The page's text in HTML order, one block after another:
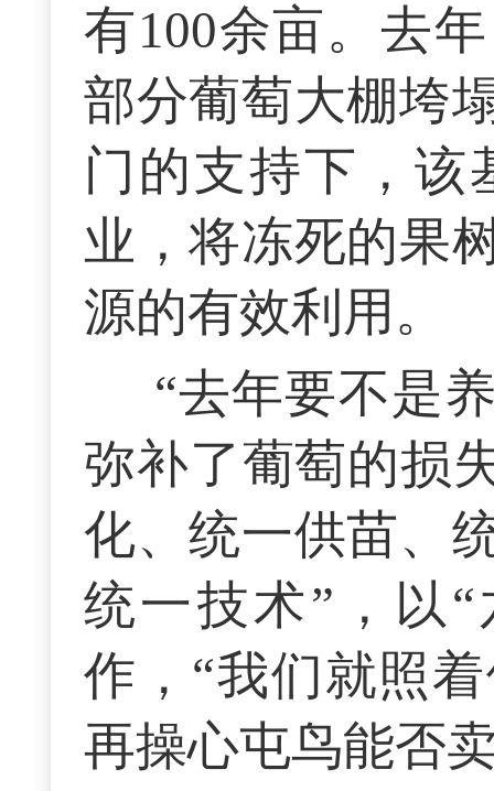
有100余亩。去
部分葡萄大棚垮
门的支持下，该
业，将冻死的果
源的有效利用。
“去年要不是
弥补了葡萄的损
化、统一供苗、
统一技术”，以
作，“我们就照
再操心屯鸟能否